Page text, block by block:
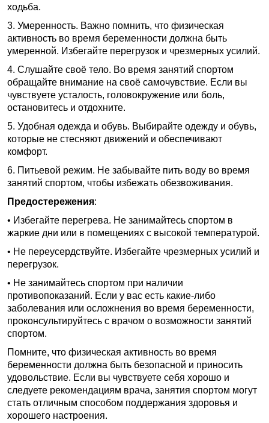
ходьба.
3. Умеренность. Важно помнить, что физическая
активность во время беременности должна быть
умеренной. Избегайте перегрузок и чрезмерных усилий.
4. Слушайте своё тело. Во время занятий спортом
обращайте внимание на своё самочувствие. Если вы
чувствуете усталость, головокружение или боль,
остановитесь и отдохните.
5. Удобная одежда и обувь. Выбирайте одежду и обувь,
которые не стесняют движений и обеспечивают
комфорт.
6. Питьевой режим. Не забывайте пить воду во время
занятий спортом, чтобы избежать обезвоживания.
Предостережения:
• Избегайте перегрева. Не занимайтесь спортом в
жаркие дни или в помещениях с высокой температурой.
• Не переусердствуйте. Избегайте чрезмерных усилий и
перегрузок.
• Не занимайтесь спортом при наличии
противопоказаний. Если у вас есть какие-либо
заболевания или осложнения во время беременности,
проконсультируйтесь с врачом о возможности занятий
спортом.
Помните, что физическая активность во время
беременности должна быть безопасной и приносить
удовольствие. Если вы чувствуете себя хорошо и
следуете рекомендациям врача, занятия спортом могут
стать отличным способом поддержания здоровья и
хорошего настроения.